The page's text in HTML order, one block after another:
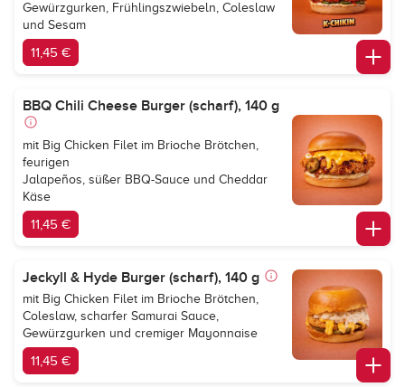
Gewürzgurken, Frühlingszwiebeln, Coleslaw
und Sesam
11,45 €
BBQ Chili Cheese Burger (scharf), 140 g
mit Big Chicken Filet im Brioche Brötchen,
feurigen
Jalapeños, süßer BBQ-Sauce und Cheddar
Käse
11,45 €
Jeckyll & Hyde Burger (scharf), 140 g
mit Big Chicken Filet im Brioche Brötchen,
Coleslaw, scharfer Samurai Sauce,
Gewürzgurken und cremiger Mayonnaise
11,45 €